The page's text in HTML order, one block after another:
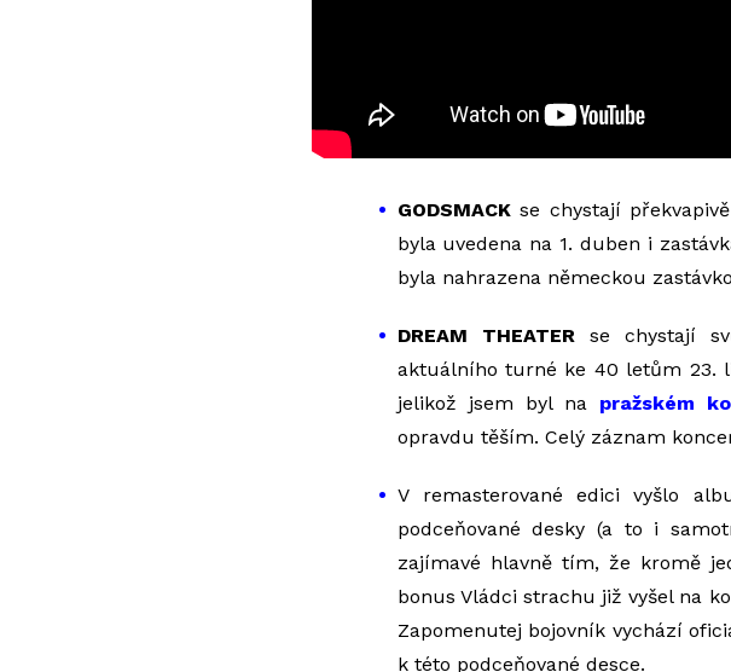
GODSMACKse chystají překvapivě
byla uvedena na 1. duben i
byla nahrazena německou
DREAM THEATERse chystají
aktuálního turné ke 40 letům 23.
jelikož jsem byl na pražském
opravdu těším. Celý záznam
V remasterované edici vyšlo
podceňované desky (a to i
zajímavé hlavně tím, že kromě
bonus Vládci strachu již vyšel na
Zapomenutej bojovník vychází
k této podceňované desce.